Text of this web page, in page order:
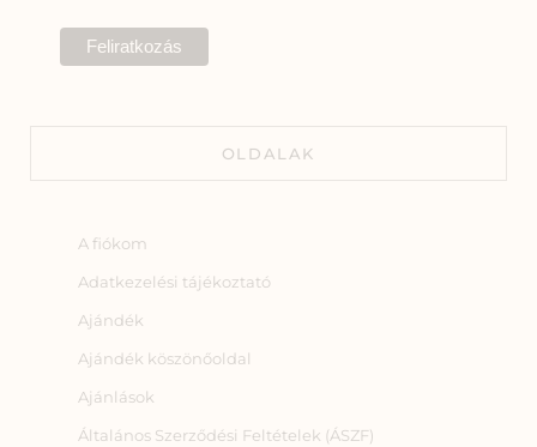
OLDALAK
A fiókom
Adatkezelési tájékoztató
Ajándék
Ajándék köszönőoldal
Ajánlások
Általános Szerződési Feltételek (ÁSZF)